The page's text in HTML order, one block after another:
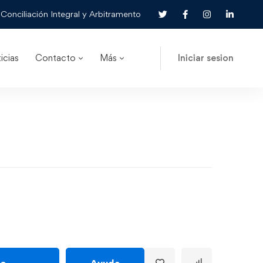
Integral y Arbitramento
Contacto Más Iniciar sesion